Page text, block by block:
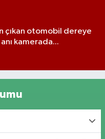
çıkan otomobil dereye
kamerada...